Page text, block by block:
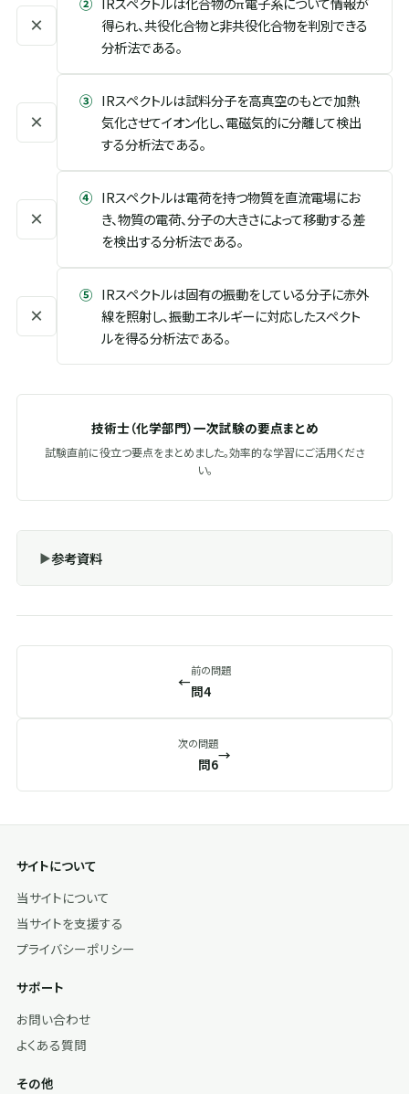
×
得られ、共役化合物と非共役化合物を判別できる
分析法である。
×
③ IRスペクトルは試料分子を高真空のもとで加熱
気化させてイオン化し、電磁気的に分離して検出
する分析法である。
×
④ IRスペクトルは電荷を持つ物質を直流電場にお
き、物質の電荷、分子の大きさによって移動する差
を検出する分析法である。
×
⑤ IRスペクトルは固有の振動をしている分子に赤外
線を照射し、振動エネルギーに対応したスペクト
ルを得る分析法である。
技術士（化学部門）一次試験の要点まとめ
試験直前に役立つ要点をまとめました。効率的な学習にご活用くださ
い。
参考資料
←
前の問題
問4
次の問題
問6
→
サイトについて
当サイトについて
当サイトを支援する
プライバシーポリシー
サポート
お問い合わせ
よくある質問
その他